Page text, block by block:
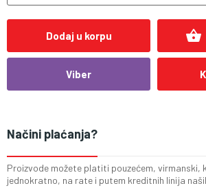
Dodaj u korpu shopping_basket
Viber
Načini plaćanja?
Proizvode možete platiti pouzećem, virmanski,
jednokratno, na rate i putem kreditnih linija